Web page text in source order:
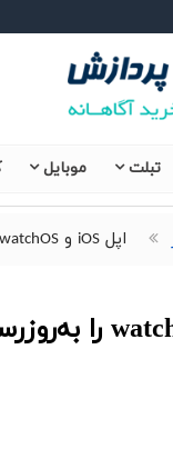
تبلت موبایل
اپل iOS و watchOS را به‌روزرسانی کرد